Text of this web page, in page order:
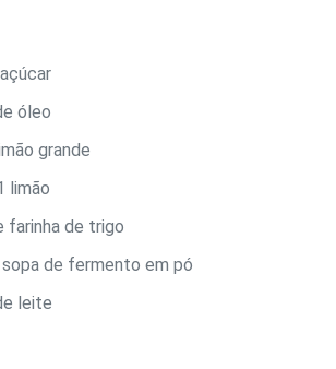
óleo
grande
limão
farinha de trigo
de fermento em pó
leite